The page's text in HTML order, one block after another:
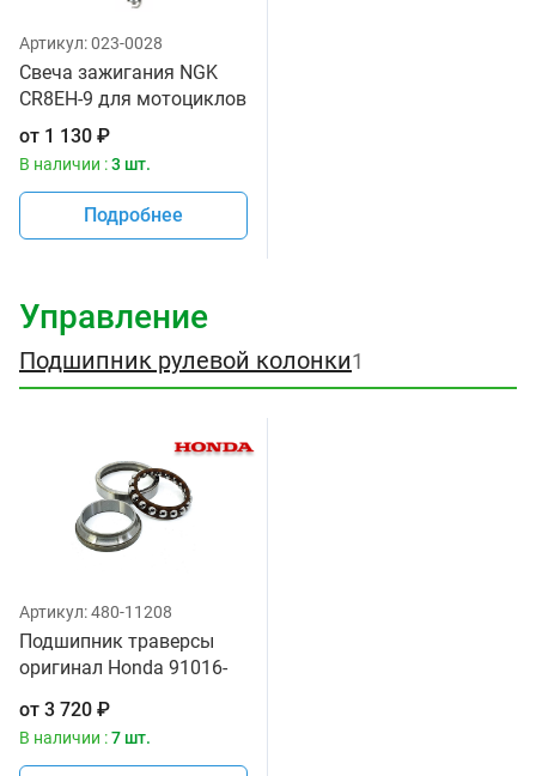
Артикул:023-0028
Свеча зажигания NGK
CR8EH-9 для мотоциклов
от 1 130 ₽
В наличии :3 шт.
Подробнее
Управление
Подшипник рулевой колонки1
Артикул:480-11208
Подшипник траверсы
оригинал Honda 91016-
от 3 720 ₽
В наличии :7 шт.